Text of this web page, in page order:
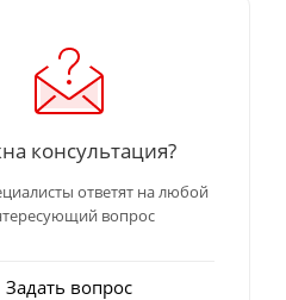
консультация?
ответят на любой
вопрос
Задать вопрос